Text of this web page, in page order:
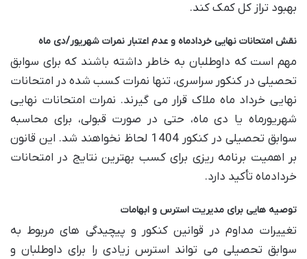
بهبود تراز کل کمک کند.
نقش امتحانات نهایی خردادماه و عدم اعتبار نمرات شهریور/دی ماه
مهم است که داوطلبان به خاطر داشته باشند که برای سوابق
تحصیلی در کنکور سراسری، تنها نمرات کسب شده در امتحانات
نهایی خرداد ماه ملاک قرار می گیرند. نمرات امتحانات نهایی
شهریورماه یا دی ماه، حتی در صورت قبولی، برای محاسبه
سوابق تحصیلی در کنکور 1404 لحاظ نخواهند شد. این قانون
بر اهمیت برنامه ریزی برای کسب بهترین نتایج در امتحانات
خردادماه تأکید دارد.
توصیه هایی برای مدیریت استرس و ابهامات
تغییرات مداوم در قوانین کنکور و پیچیدگی های مربوط به
سوابق تحصیلی می تواند استرس زیادی را برای داوطلبان و